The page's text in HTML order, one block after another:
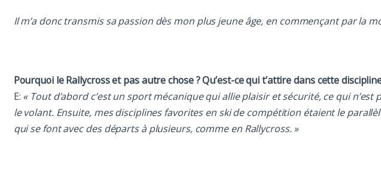
Il m’a donc transmis sa passion dès mon plus jeune âge, en commençant par la
Pourquoi le Rallycross et pas autre chose ? Qu’est-ce qui t’attire dans cette
E: « Tout d’abord c’est un sport mécanique qui allie plaisir et sécurité, ce qui
le volant. Ensuite, mes disciplines favorites en ski de compétition étaient le
qui se font avec des départs à plusieurs, comme en Rallycross. »